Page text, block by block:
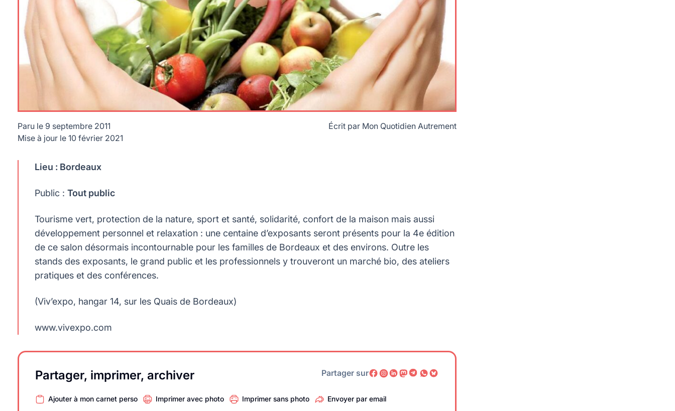
Paru le 9 septembre 2011
Mise à jour le 10 février 2021
Écrit par Mon Quotidien Autrement
Lieu : Bordeaux
Public : Tout public
Tourisme vert, protection de la nature, sport et santé, solidarité, confort de la maison mais aussi
développement personnel et relaxation : une centaine d’exposants seront présents pour la 4e édition
de ce salon désormais incontournable pour les familles de Bordeaux et des environs. Outre les
stands des exposants, le grand public et les professionnels y trouveront un marché bio, des ateliers
pratiques et des conférences.
(Viv’expo, hangar 14, sur les Quais de Bordeaux)
www.vivexpo.com
Partager, imprimer, archiver Partager sur
Ajouter à mon carnet perso Imprimer avec photo Imprimer sans photo Envoyer par email